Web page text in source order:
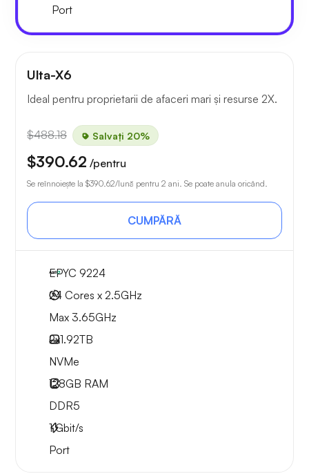
Port
Ulta-X6
Ideal pentru proprietarii de afaceri mari și resurse 2X.
$488.18 Salvați 20%
$390.62 /pentru
Se reînnoiește la $390.62/lună pentru 2 ani. Se poate anula oricând.
CUMPĂRĂ
EPYC 9224
24 Cores x 2.5GHz
Max 3.65GHz
2x1.92TB
NVMe
128GB RAM
DDR5
1Gbit/s
Port